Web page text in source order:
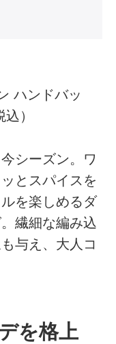
ハンドバッ
）
シーズン。ワ
とスパイスを
を楽しめるダ
繊細な編み込
与え、大人コ
を格上